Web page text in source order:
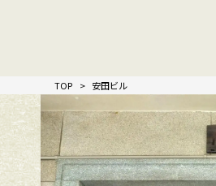
TOP 安田ビル